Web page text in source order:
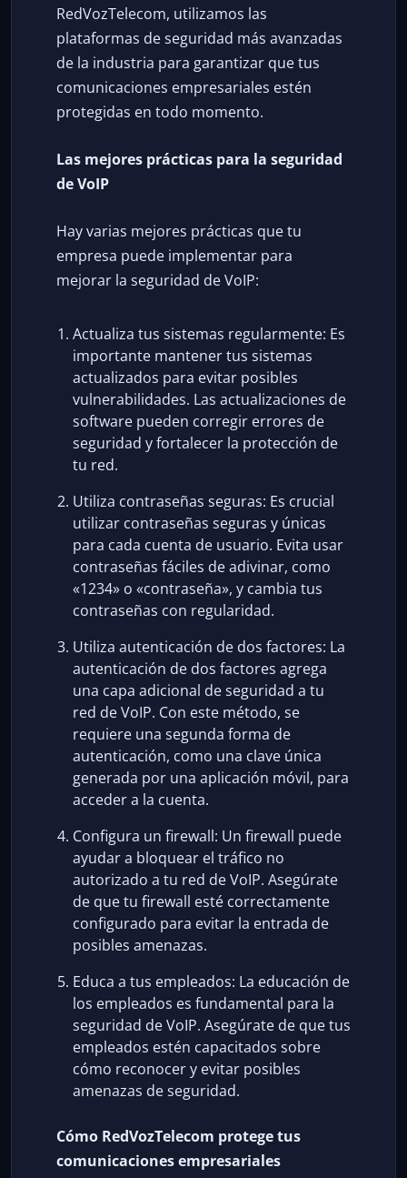
RedVozTelecom, utilizamos las
plataformas de seguridad más avanzadas
de la industria para garantizar que tus
comunicaciones empresariales estén
protegidas en todo momento.
Las mejores prácticas para la seguridad
de VoIP
Hay varias mejores prácticas que tu
empresa puede implementar para
mejorar la seguridad de VoIP:
Actualiza tus sistemas regularmente: Es
importante mantener tus sistemas
actualizados para evitar posibles
vulnerabilidades. Las actualizaciones de
software pueden corregir errores de
seguridad y fortalecer la protección de
tu red.
Utiliza contraseñas seguras: Es crucial
utilizar contraseñas seguras y únicas
para cada cuenta de usuario. Evita usar
contraseñas fáciles de adivinar, como
«1234» o «contraseña», y cambia tus
contraseñas con regularidad.
Utiliza autenticación de dos factores: La
autenticación de dos factores agrega
una capa adicional de seguridad a tu
red de VoIP. Con este método, se
requiere una segunda forma de
autenticación, como una clave única
generada por una aplicación móvil, para
acceder a la cuenta.
Configura un firewall: Un firewall puede
ayudar a bloquear el tráfico no
autorizado a tu red de VoIP. Asegúrate
de que tu firewall esté correctamente
configurado para evitar la entrada de
posibles amenazas.
Educa a tus empleados: La educación de
los empleados es fundamental para la
seguridad de VoIP. Asegúrate de que tus
empleados estén capacitados sobre
cómo reconocer y evitar posibles
amenazas de seguridad.
Cómo RedVozTelecom protege tus
comunicaciones empresariales